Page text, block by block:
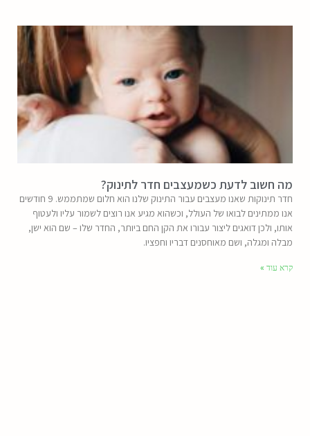
מה חשוב לדעת כשמעצבים חדר לתינוק?
חדר תינוקות שאנו מעצבים עבור התינוק שלנו הוא חלום שמתממש. 9 חודשים
אנו ממתינים לבואו של העולל, וכשהוא מגיע אנו רוצים לשמור עליו ולעטוף
אותו, ולכן דואגים ליצור עבורו את הקן החם ביותר, החדר שלו – שם הוא ישן,
מבלה ומגלה, ושם מאוחסנים דבריו וחפציו.
קרא עוד »